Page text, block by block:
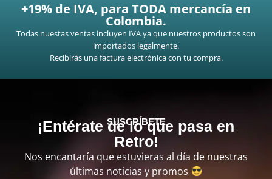
+19% de IVA, para TODA mercancía en
Colombia.
Todas nuestas ventas incluyen IVA ya que nuestros productos son
importados legalmente.
Recibirás una factura electrónica con tu compra.
SUSCRÍBETE
¡Entérate de lo que pasa en
Retro!
Nos encantaría que estuvieras al día de nuestras
últimas noticias y promos